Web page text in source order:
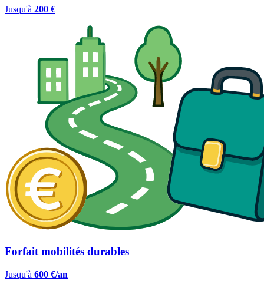
Jusqu'à 200 €
Forfait mobilités durables
Jusqu'à 600 €/an